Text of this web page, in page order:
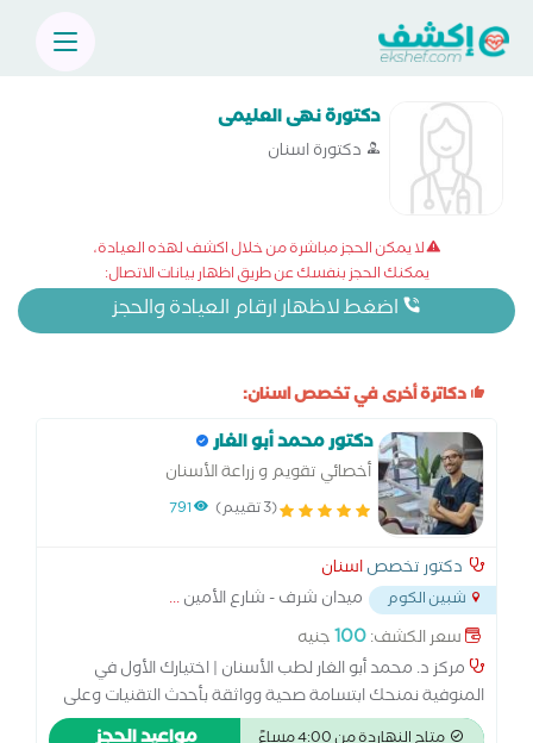
دكتورة نهى العليمى
دكتورة اسنان
لا يمكن الحجز مباشرة من خلال اكشف لهذه العيادة،
يمكنك الحجز بنفسك عن طريق اظهار بيانات الاتصال:
اضغط لاظهار ارقام العيادة والحجز
دكاترة أخرى في تخصص اسنان:
دكتور محمد أبو الغار
أخصائي تقويم و زراعة الأسنان
(3 تقييم) 791
دكتور تخصصاسنان
شبين الكوم ميدان شرف - شارع الأمين...
سعر الكشف:100جنيه
مركز د. محمد أبو الغار لطب الأسنان | اختيارك الأول في
المنوفية نمنحك ابتسامة صحية وواثقة بأحدث التقنيات وعلى
أيدي نخبة من الأطباء، مع تشخيص دقيق واهتمام براحة كل